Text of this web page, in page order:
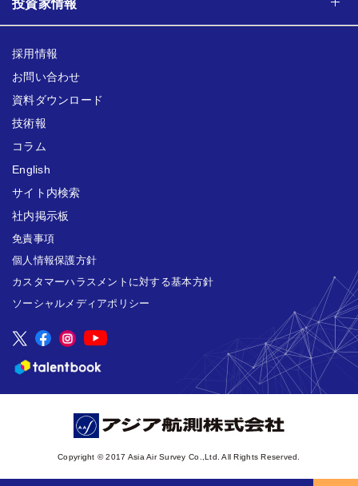
投資家情報
採用情報
お問い合わせ
資料ダウンロード
技術報
コラム
English
サイト内検索
社内掲示板
免責事項
個人情報保護方針
カスタマーハラスメントに対する基本方針
ソーシャルメディアポリシー
Copyright © 2017 Asia Air Survey Co.,Ltd. All Rights Reserved.